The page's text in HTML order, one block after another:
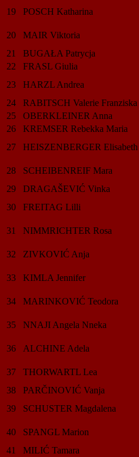
19 POSCH Katharina
20 MAIR Viktoria
21
BUGAŁA Patrycja
22
FRASL Giulia
23
HARZL Andrea
24
RABITSCH Valerie Franziska
25
OBERKLEINER Anna
26
KREMSER Rebekka Maria
27
HEISZENBERGER Elisabeth
28 SCHEIBENREIF Mara
29
DRAGAŠEVIĆ Vinka
30
FREITAG Lilli
31 NIMMRICHTER Rosa
32 ZIVKOVIĆ Anja
33 KIMLA Jennifer
34 MARINKOVIĆ Teodora
35 NNAJI Angela Nneka
36 ALCHINE Adela
37 THORWARTL Lea
38
PARČINOVIĆ Vanja
39
SCHUSTER Magdalena
40 SPANGL Marion
41
MILIĆ Tamara